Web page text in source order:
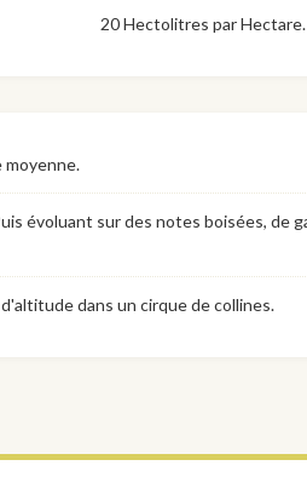
20 Hectolitres par Hectare.
moyenne.
évoluant sur des notes boisées, de
dans un cirque de collines.